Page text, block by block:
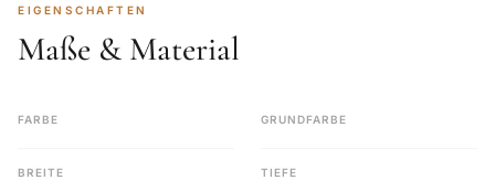
EIGENSCHAFTEN
Maße & Material
FARBE GRUNDFARBE
BREITE TIEFE